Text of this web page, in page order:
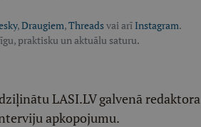
,Draugiem,Threadsvai arī Instagram.
praktisku un aktuālu saturu.
LASI.LV galvenā redaktora
apkopojumu.